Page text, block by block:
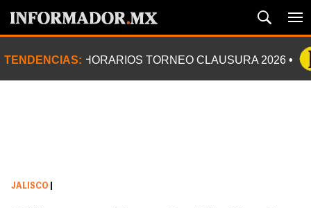
TENDENCIAS: HORARIOS TORNEO CLAUSURA 2026
JALISCO